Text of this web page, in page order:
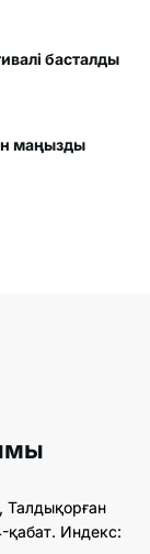
басталды
маңызды
Талдықорған
қабат. Индекс: